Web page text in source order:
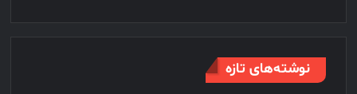
نوشته‌های تازه